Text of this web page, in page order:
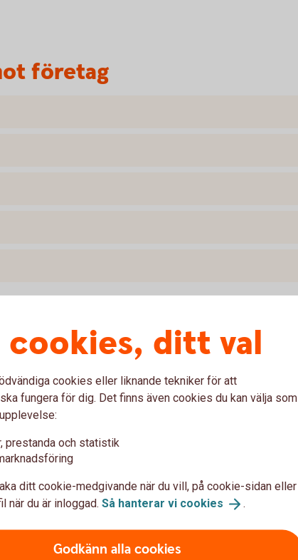
företag
företag. I stället blir du lurad att
kallas för Social Engineering och kan
cookies, ditt val
cookies eller liknande tekniker för att
fungera för dig. Det finns även cookies du kan välja som
prestanda och statistik
ditt cookie-medgivande när du vill, på cookie-sidan eller
när du är inloggad. Så hanterar vi cookies .
Godkänn alla cookies